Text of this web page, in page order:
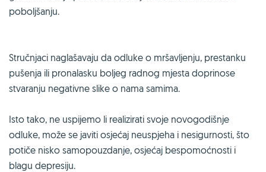
poboljšanju.
Stručnjaci naglašavaju da odluke o mršavljenju, prestanku
pušenja ili pronalasku boljeg radnog mjesta doprinose
stvaranju negativne slike o nama samima.
Isto tako, ne uspijemo li realizirati svoje novogodišnje
odluke, može se javiti osjećaj neuspjeha i nesigurnosti, što
potiče nisko samopouzdanje, osjećaj bespomoćnosti i
blagu depresiju.